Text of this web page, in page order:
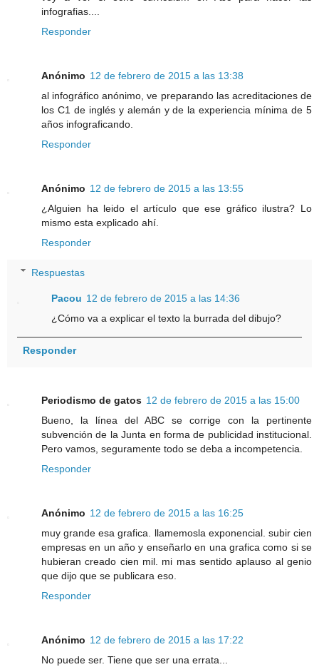
infografias....
Responder
Anónimo 12 de febrero de 2015 a las 13:38
al infográfico anónimo, ve preparando las acreditaciones de
los C1 de inglés y alemán y de la experiencia mínima de 5
años infograficando.
Responder
Anónimo 12 de febrero de 2015 a las 13:55
¿Alguien ha leido el artículo que ese gráfico ilustra? Lo
mismo esta explicado ahí.
Responder
Respuestas
Pacou 12 de febrero de 2015 a las 14:36
¿Cómo va a explicar el texto la burrada del dibujo?
Responder
Periodismo de gatos 12 de febrero de 2015 a las 15:00
Bueno, la línea del ABC se corrige con la pertinente
subvención de la Junta en forma de publicidad institucional.
Pero vamos, seguramente todo se deba a incompetencia.
Responder
Anónimo 12 de febrero de 2015 a las 16:25
muy grande esa grafica. llamemosla exponencial. subir cien
empresas en un año y enseñarlo en una grafica como si se
hubieran creado cien mil. mi mas sentido aplauso al genio
que dijo que se publicara eso.
Responder
Anónimo 12 de febrero de 2015 a las 17:22
No puede ser. Tiene que ser una errata...